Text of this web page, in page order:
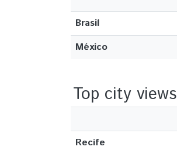
Brasil
México
Top city views
Recife